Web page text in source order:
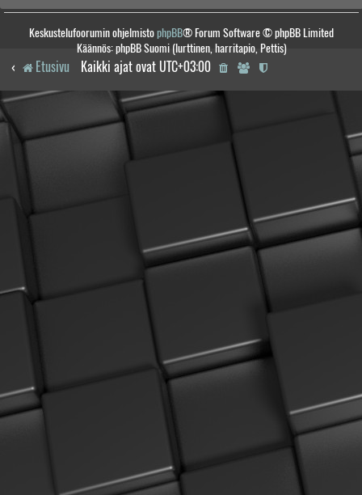
Keskustelufoorumin ohjelmistophpBB® Forum Software © phpBB Limited
Käännös: phpBB Suomi (lurttinen, harritapio, Pettis)
Etusivu Kaikki ajat ovat UTC+03:00